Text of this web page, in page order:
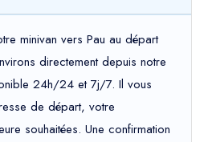
minivan vers Pau au départ
directement depuis notre
24h/24 et 7j/7. Il vous
de départ, votre
souhaitées. Une confirmation